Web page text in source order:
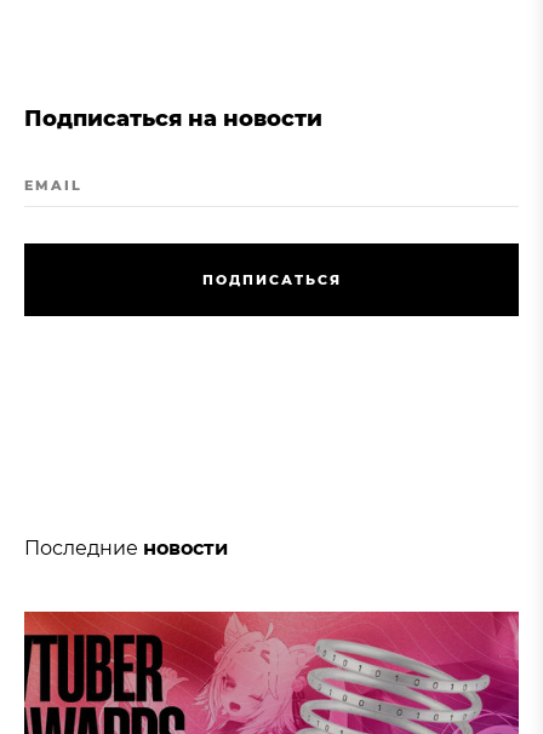
Подписаться на новости
EMAIL
П ОДП ИСАТЬСЯ
Последние новости